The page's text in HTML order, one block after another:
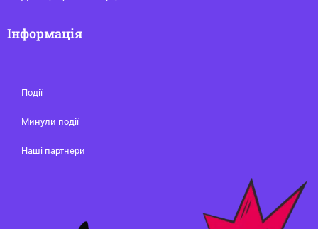
Інформація
Події
Минули події
Наші партнери